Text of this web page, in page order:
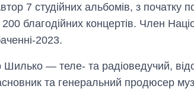
7 студійних альбомів, з початку
благодійних концертів. Член
2023.
— теле- та радіоведучий,
та генеральний продюсер